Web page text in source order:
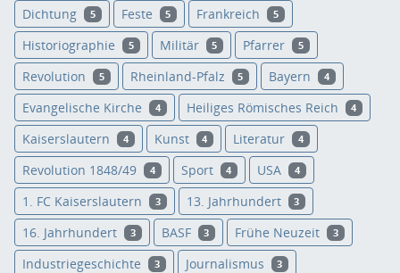
Dichtung 5 Feste 5 Frankreich 5
Historiographie 5 Militär 5 Pfarrer 5
Revolution 5 Rheinland-Pfalz 5 Bayern 4
Evangelische Kirche 4 Heiliges Römisches Reich 4
Kaiserslautern 4 Kunst 4 Literatur 4
Revolution 1848/49 4 Sport 4 USA 4
1. FC Kaiserslautern 3 13. Jahrhundert 3
16. Jahrhundert 3 BASF 3 Frühe Neuzeit 3
Industriegeschichte 3 Journalismus 3